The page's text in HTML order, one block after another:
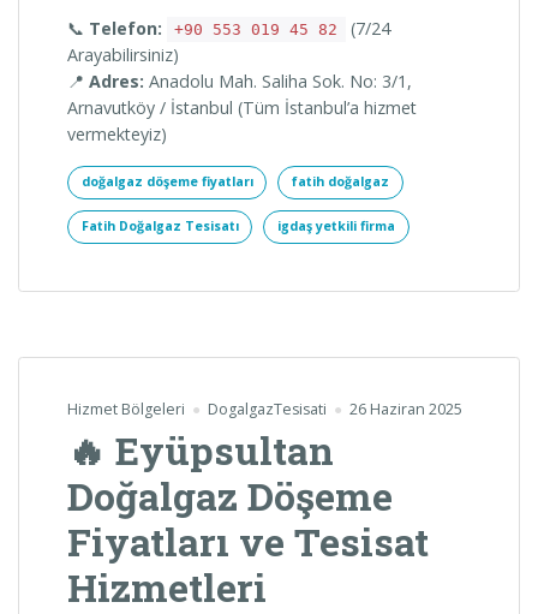
📞 Telefon: +90 553 019 45 82
(7/24
Arayabilirsiniz)
📍 Adres: Anadolu Mah. Saliha Sok. No: 3/1,
Arnavutköy / İstanbul (Tüm İstanbul’a hizmet
vermekteyiz)
doğalgaz döşeme fiyatları fatih doğalgaz
Fatih Doğalgaz Tesisatı igdaş yetkili firma
Hizmet Bölgeleri DogalgazTesisati 26 Haziran 2025
🔥 Eyüpsultan
Doğalgaz Döşeme
Fiyatları ve Tesisat
Hizmetleri